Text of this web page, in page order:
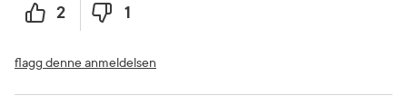
2 1
flagg denne anmeldelsen